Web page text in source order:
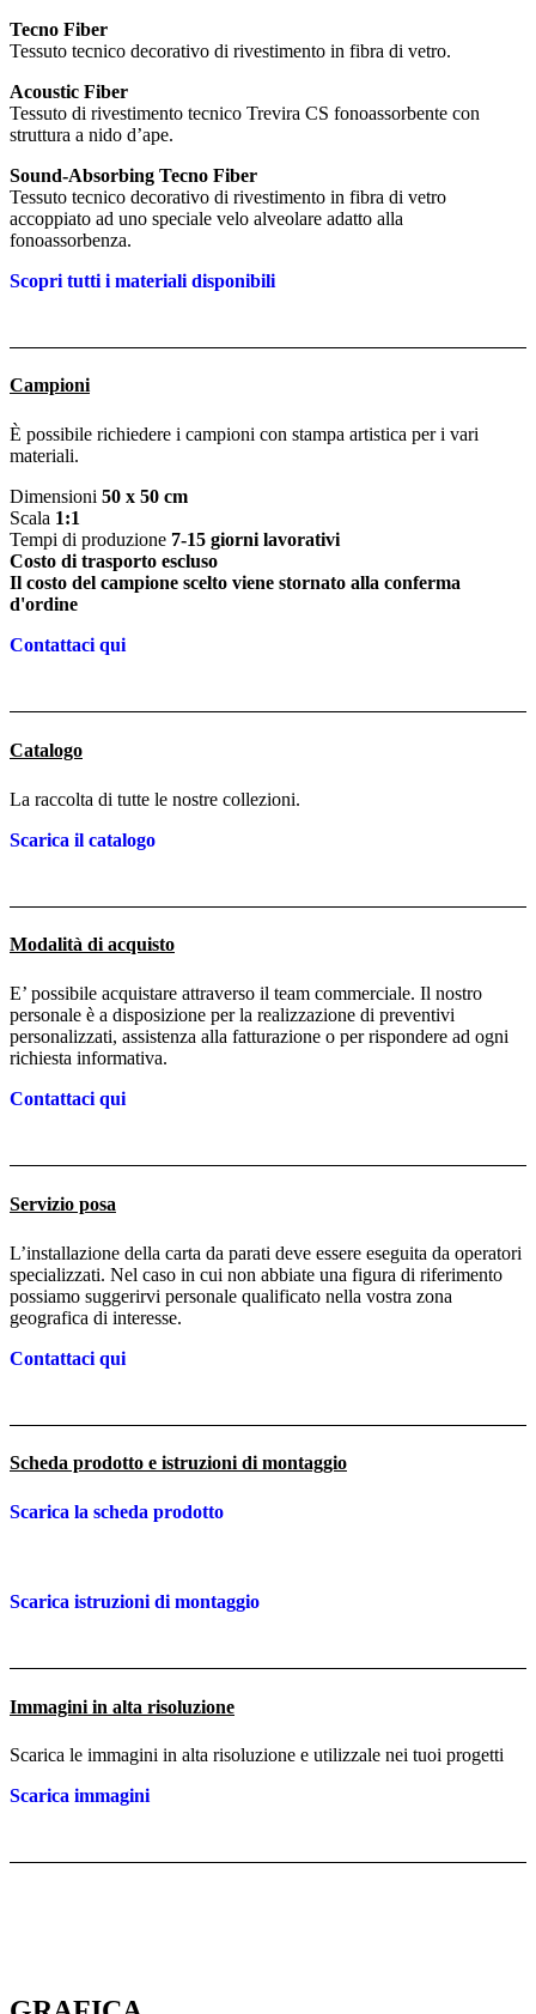
Tecno Fiber
Tessuto tecnico decorativo di rivestimento in fibra di vetro.
Acoustic Fiber
Tessuto di rivestimento tecnico Trevira CS fonoassorbente con
struttura a nido d’ape.
Sound-Absorbing Tecno Fiber
Tessuto tecnico decorativo di rivestimento in fibra di vetro
accoppiato ad uno speciale velo alveolare adatto alla
fonoassorbenza.
Scopri tutti i materiali disponibili
Campioni
È possibile richiedere i campioni con stampa artistica per i vari
materiali.
Dimensioni 50 x 50 cm
Scala 1:1
Tempi di produzione 7-15 giorni lavorativi
Costo di trasporto escluso
Il costo del campione scelto viene stornato alla conferma
d'ordine
Contattaci qui
Catalogo
La raccolta di tutte le nostre collezioni.
Scarica il catalogo
Modalità di acquisto
E’ possibile acquistare attraverso il team commerciale. Il nostro
personale è a disposizione per la realizzazione di preventivi
personalizzati, assistenza alla fatturazione o per rispondere ad ogni
richiesta informativa.
Contattaci qui
Servizio posa
L’installazione della carta da parati deve essere eseguita da operatori
specializzati. Nel caso in cui non abbiate una figura di riferimento
possiamo suggerirvi personale qualificato nella vostra zona
geografica di interesse.
Contattaci qui
Scheda prodotto e istruzioni di montaggio
Scarica la scheda prodotto
Scarica istruzioni di montaggio
Immagini in alta risoluzione
Scarica le immagini in alta risoluzione e utilizzale nei tuoi progetti
Scarica immagini